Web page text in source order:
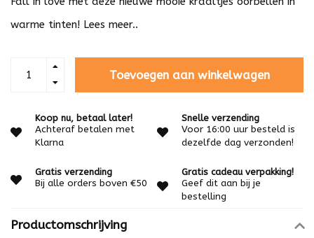
warme tinten! Lees meer..
Toevoegen aan winkelwagen
Koop nu, betaal later!
Achteraf betalen met
Klarna
Snelle verzending
Voor 16:00 uur besteld is
dezelfde dag verzonden!
Gratis verzending
Bij alle orders boven €50
Gratis cadeau verpakking!
Geef dit aan bij je
bestelling
Productomschrijving